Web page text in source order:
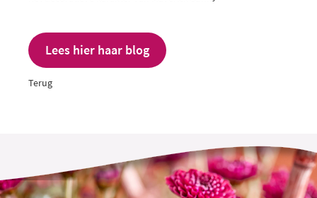
Lees hier haar blog
Terug